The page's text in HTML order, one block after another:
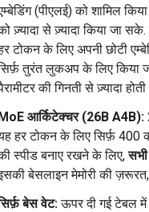
(पीएलई) को शामिल
ज़्यादा से ज़्यादा किया जा
टोकन के लिए अपनी छोटी
तुरंत लुकअप के लिए किया
की गिनती से ज़्यादा होती
आर्किटेक्चर (26B A4B):
हर टोकन के लिए सिर्फ़ 400
स्पीड बनाए रखने के लिए,
बेसलाइन मेमोरी की
बेस वेट:ऊपर दी गई टेबल